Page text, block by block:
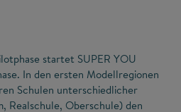
startet SUPER YOU
In den ersten Modellregionen
Schulen unterschiedlicher
Realschule, Oberschule) den